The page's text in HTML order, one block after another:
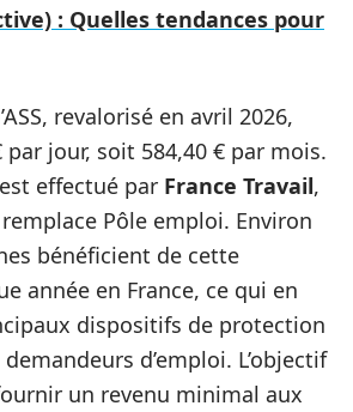
: Quelles tendances pour
revalorisé en avril 2026,
par jour, soit 584,40 € par mois.
effectué par France Travail,
Pôle emploi. Environ
bénéficient de cette
année en France, ce qui en
dispositifs de protection
d’emploi. L’objectif
un revenu minimal aux